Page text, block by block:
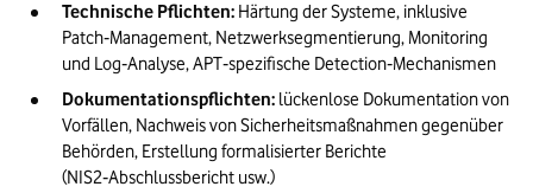
Technische Pflichten: Härtung der Systeme, inklusive
Patch‑Management, Netzwerksegmentierung, Monitoring
und Log‑Analyse, APT‑spezifische Detection‑Mechanismen
Dokumentationspflichten: lückenlose Dokumentation von
Vorfällen, Nachweis von Sicherheitsmaßnahmen gegenüber
Behörden, Erstellung formalisierter Berichte
(NIS2‑Abschlussbericht usw.)